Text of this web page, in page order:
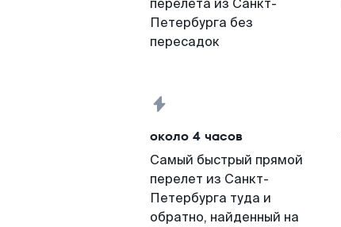
перелета из Санкт-
Петербурга без
пересадок
около 4 часов
Самый быстрый прямой
перелет из Санкт-
Петербурга туда и
обратно, найденный на